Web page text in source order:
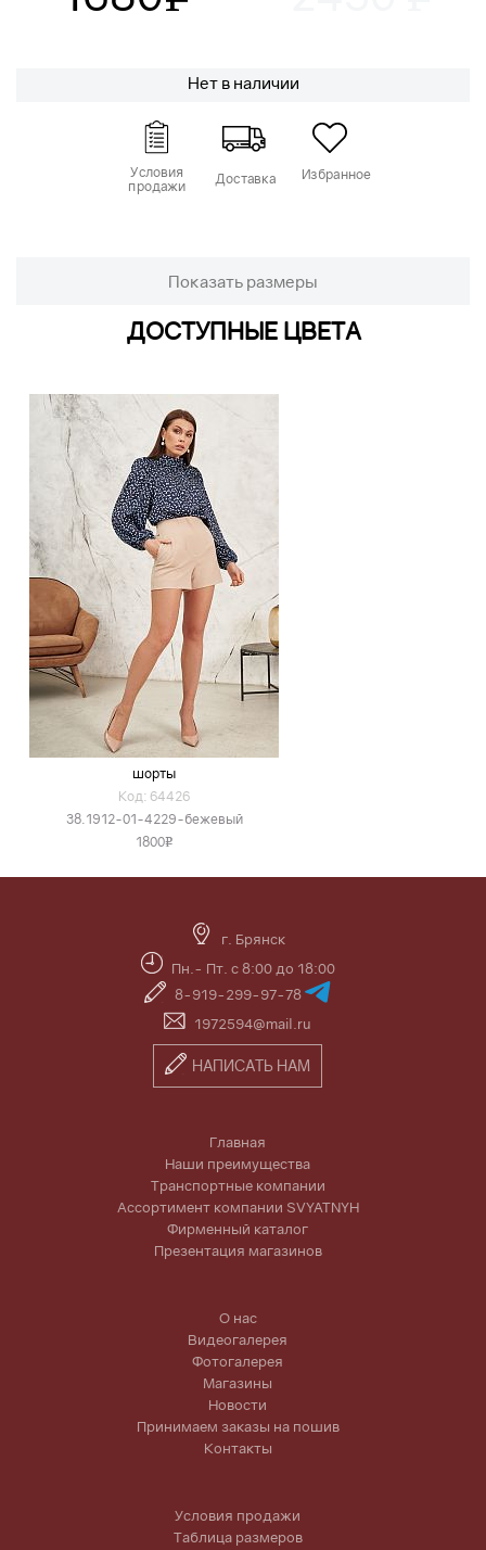
Нет в наличии
Условия
продажи
Доставка Избранное
Показать размеры
ДОСТУПНЫЕ ЦВЕТА
шорты
Код: 64426
38.1912-01-4229-бежевый
1800v
г. Брянск
Пн.- Пт. с 8:00 до 18:00
8-919-299-97-78
1972594@mail.ru
НАПИСАТЬ НАМ
Главная
Наши преимущества
Транспортные компании
Ассортимент компании SVYATNYH
Фирменный каталог
Презентация магазинов
О нас
Видеогалерея
Фотогалерея
Магазины
Новости
Принимаем заказы на пошив
Контакты
Условия продажи
Таблица размеров